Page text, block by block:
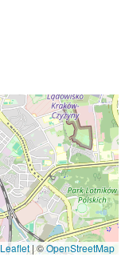
Leaflet|©OpenStreetMap